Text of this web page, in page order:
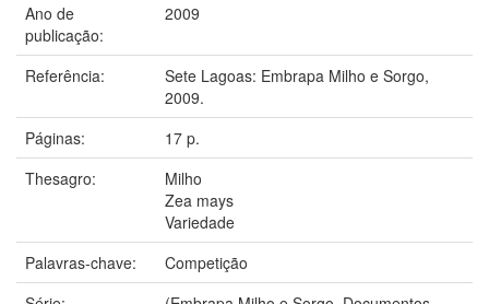
Ano de
publicação:
2009
Referência:
Sete Lagoas: Embrapa Milho e Sorgo,
2009.
Páginas:
17 p.
Thesagro:
Milho
Zea mays
Variedade
Palavras-chave:
Competição